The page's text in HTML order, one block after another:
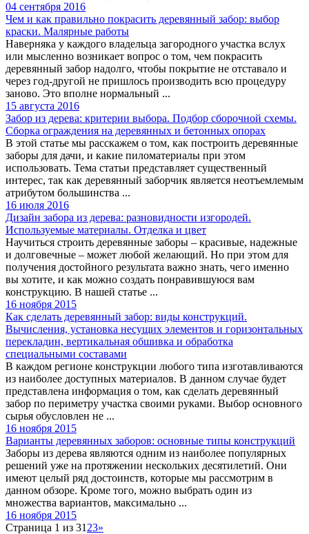
04 сентября 2016
Чем и как правильно покрасить деревянный забор: выбор
краски. Малярные работы
Наверняка у каждого владельца загородного участка вслух
или мысленно возникает вопрос о том, чем покрасить
деревянный забор надолго, чтобы покрытие не отставало и
через год-другой не пришлось производить всю процедуру
заново. Это вполне нормальный ...
15 августа 2016
Забор из дерева: критерии выбора. Подбор сборочной схемы.
Сборка ограждения на деревянных и бетонных опорах
В этой статье мы расскажем о том, как построить деревянные
заборы для дачи, и какие пиломатериалы при этом
использовать. Тема статьи представляет существенный
интерес, так как деревянный заборчик является неотъемлемым
атрибутом большинства ...
16 июля 2016
Дизайн забора из дерева: разновидности изгородей.
Используемые материалы. Отделка и цвет
Научиться строить деревянные заборы – красивые, надежные
и долговечные – может любой желающий. Но при этом для
получения достойного результата важно знать, чего именно
вы хотите, и как можно создать понравившуюся вам
конструкцию. В нашей статье ...
16 ноября 2015
Как сделать деревянный забор: виды конструкций.
Вычисления, установка несущих элементов и горизонтальных
перекладин, вертикальная обшивка и обработка
специальными составами
В каждом регионе конструкции любого типа изготавливаются
из наиболее доступных материалов. В данном случае будет
представлена информация о том, как сделать деревянный
забор по периметру участка своими руками. Выбор основного
сырья обусловлен не ...
16 ноября 2015
Варианты деревянных заборов: основные типы конструкций
Заборы из дерева являются одним из наиболее популярных
решений уже на протяжении нескольких десятилетий. Они
имеют целый ряд достоинств, которые мы рассмотрим в
данном обзоре. Кроме того, можно выбрать один из
множества вариантов, максимально ...
16 ноября 2015
Страница 1 из 31 23»